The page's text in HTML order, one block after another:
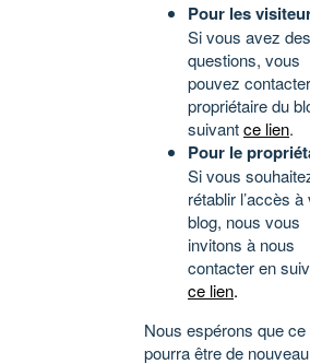
Pour les
Si vous avez des
questions, vous
pouvez
propriétaire du
suivantce lien.
Pour le
Si vous
rétablir l’accès à
blog, nous vous
invitons à nous
contacter en
ce lien.
Nous espérons que ce
pourra être de nouveau